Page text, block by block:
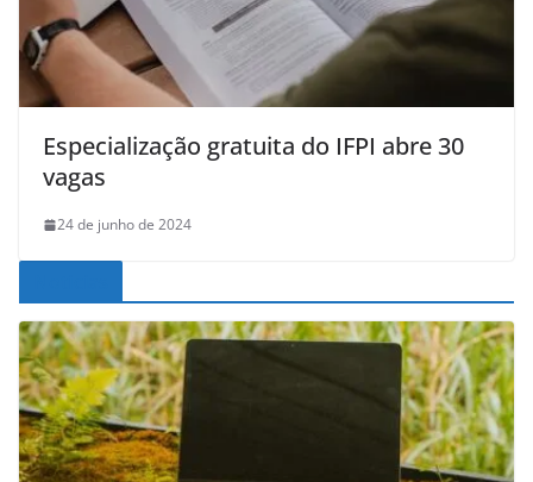
Especialização gratuita do IFPI abre 30
vagas
24 de junho de 2024